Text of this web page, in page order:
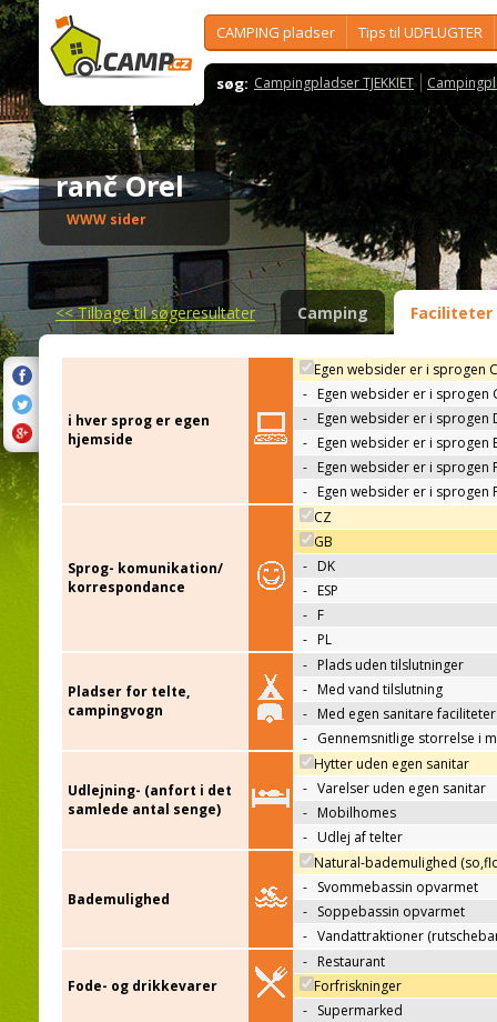
CAMPING pladser Tips til UDFLUGTER
søg: Campingpladser TJEKKIET
ranč Orel
WWW sider
<<Tilbage til søgeresultater Camping Faciliteter
i hver sprog er egen
hjemside
Egen websider er i sprogen
- Egen websider er i sprogen
- Egen websider er i sprogen
- Egen websider er i sprogen
- Egen websider er i sprogen
- Egen websider er i sprogen
Sprog- komunikation/
korrespondance
CZ
GB
- DK
- ESP
- F
- PL
Pladser for telte,
campingvogn
- Plads uden tilslutninger
- Med vand tilslutning
- Med egen sanitare faciliteter
- Gennemsnitlige storrelse i
Udlejning- (anfort i det
samlede antal senge)
Hytter uden egen sanitar
- Varelser uden egen sanitar
- Mobilhomes
- Udlej af telter
Bademulighed
Natural-bademulighed
- Svommebassin opvarmet
- Soppebassin opvarmet
- Vandattraktioner
Fode- og drikkevarer
- Restaurant
Forfriskninger
- Supermarked